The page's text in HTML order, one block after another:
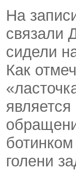
На
связали
сидели
Как
голени